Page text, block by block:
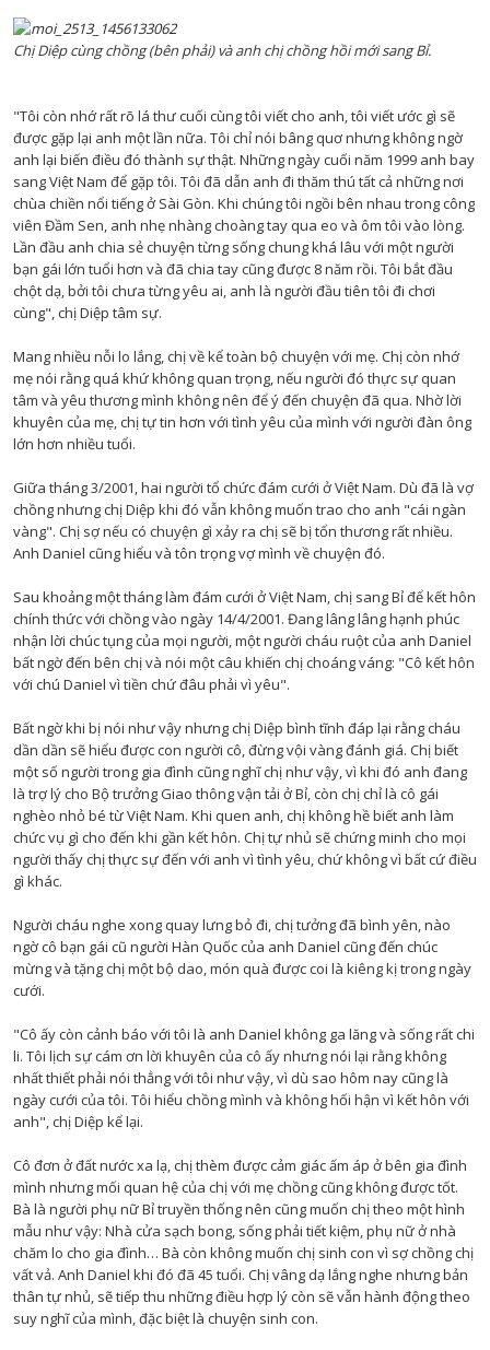
Chị Diệp cùng chồng (bên phải) và anh chị chồng hồi mới sang Bỉ.
"Tôi còn nhớ rất rõ lá thư cuối cùng tôi viết cho anh, tôi viết ước gì sẽ
được gặp lại anh một lần nữa. Tôi chỉ nói bâng quơ nhưng không ngờ
anh lại biến điều đó thành sự thật. Những ngày cuối năm 1999 anh bay
sang Việt Nam để gặp tôi. Tôi đã dẫn anh đi thăm thú tất cả những nơi
chùa chiền nổi tiếng ở Sài Gòn. Khi chúng tôi ngồi bên nhau trong công
viên Đầm Sen, anh nhẹ nhàng choàng tay qua eo và ôm tôi vào lòng.
Lần đầu anh chia sẻ chuyện từng sống chung khá lâu với một người
bạn gái lớn tuổi hơn và đã chia tay cũng được 8 năm rồi. Tôi bắt đầu
chột dạ, bởi tôi chưa từng yêu ai, anh là người đầu tiên tôi đi chơi
cùng", chị Diệp tâm sự.
Mang nhiều nỗi lo lắng, chị về kể toàn bộ chuyện với mẹ. Chị còn nhớ
mẹ nói rằng quá khứ không quan trọng, nếu người đó thực sự quan
tâm và yêu thương mình không nên để ý đến chuyện đã qua. Nhờ lời
khuyên của mẹ, chị tự tin hơn với tình yêu của mình với người đàn ông
lớn hơn nhiều tuổi.
Giữa tháng 3/2001, hai người tổ chức đám cưới ở Việt Nam. Dù đã là vợ
chồng nhưng chị Diệp khi đó vẫn không muốn trao cho anh "cái ngàn
vàng". Chị sợ nếu có chuyện gì xảy ra chị sẽ bị tổn thương rất nhiều.
Anh Daniel cũng hiểu và tôn trọng vợ mình về chuyện đó.
Sau khoảng một tháng làm đám cưới ở Việt Nam, chị sang Bỉ để kết hôn
chính thức với chồng vào ngày 14/4/2001. Đang lâng lâng hạnh phúc
nhận lời chúc tụng của mọi người, một người cháu ruột của anh Daniel
bất ngờ đến bên chị và nói một câu khiến chị choáng váng: "Cô kết hôn
với chú Daniel vì tiền chứ đâu phải vì yêu".
Bất ngờ khi bị nói như vậy nhưng chị Diệp bình tĩnh đáp lại rằng cháu
dần dần sẽ hiểu được con người cô, đừng vội vàng đánh giá. Chị biết
một số người trong gia đình cũng nghĩ chị như vậy, vì khi đó anh đang
là trợ lý cho Bộ trưởng Giao thông vận tải ở Bỉ, còn chị chỉ là cô gái
nghèo nhỏ bé từ Việt Nam. Khi quen anh, chị không hề biết anh làm
chức vụ gì cho đến khi gần kết hôn. Chị tự nhủ sẽ chứng minh cho mọi
người thấy chị thực sự đến với anh vì tình yêu, chứ không vì bất cứ điều
gì khác.
Người cháu nghe xong quay lưng bỏ đi, chị tưởng đã bình yên, nào
ngờ cô bạn gái cũ người Hàn Quốc của anh Daniel cũng đến chúc
mừng và tặng chị một bộ dao, món quà được coi là kiêng kị trong ngày
cưới.
"Cô ấy còn cảnh báo với tôi là anh Daniel không ga lăng và sống rất chi
li. Tôi lịch sự cám ơn lời khuyên của cô ấy nhưng nói lại rằng không
nhất thiết phải nói thẳng với tôi như vậy, vì dù sao hôm nay cũng là
ngày cưới của tôi. Tôi hiểu chồng mình và không hối hận vì kết hôn với
anh", chị Diệp kể lại.
Cô đơn ở đất nước xa lạ, chị thèm được cảm giác ấm áp ở bên gia đình
mình nhưng mối quan hệ của chị với mẹ chồng cũng không được tốt.
Bà là người phụ nữ Bỉ truyền thống nên cũng muốn chị theo một hình
mẫu như vậy: Nhà cửa sạch bong, sống phải tiết kiệm, phụ nữ ở nhà
chăm lo cho gia đình… Bà còn không muốn chị sinh con vì sợ chồng chị
vất vả. Anh Daniel khi đó đã 45 tuổi. Chị vâng dạ lắng nghe nhưng bản
thân tự nhủ, sẽ tiếp thu những điều hợp lý còn sẽ vẫn hành động theo
suy nghĩ của mình, đặc biệt là chuyện sinh con.